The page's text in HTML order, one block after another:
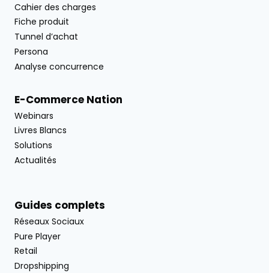
Cahier des charges
Fiche produit
Tunnel d’achat
Persona
Analyse concurrence
E-Commerce Nation
Webinars
Livres Blancs
Solutions
Actualités
Guides complets
Réseaux Sociaux
Pure Player
Retail
Dropshipping